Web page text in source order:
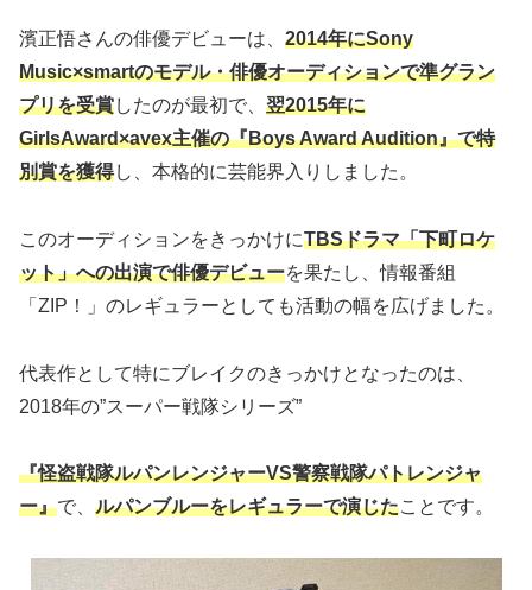
濱正悟さんの俳優デビューは、 2014年にSony
Music×smartのモデル・俳優オーディションで準グラン
プリを受賞したのが最初で、 翌2015年に
GirlsAward×avex主催の『Boys Award Audition』で特
別賞を獲得し、本格的に芸能界入りしました。
このオーディションをきっかけにTBSドラマ「下町ロケ
ット」への出演で俳優デビューを果たし、情報番組
「ZIP！」のレギュラーとしても活動の幅を広げました。
代表作として特にブレイクのきっかけとなったのは、
2018年の”スーパー戦隊シリーズ”
『怪盗戦隊ルパンレンジャーVS警察戦隊パトレンジャ
ー』で、 ルパンブルーをレギュラーで演じたことです。